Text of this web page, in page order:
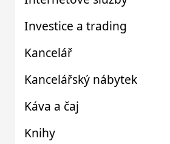
Investice a trading
Kancelář
Kancelářský nábytek
Káva a čaj
Knihy